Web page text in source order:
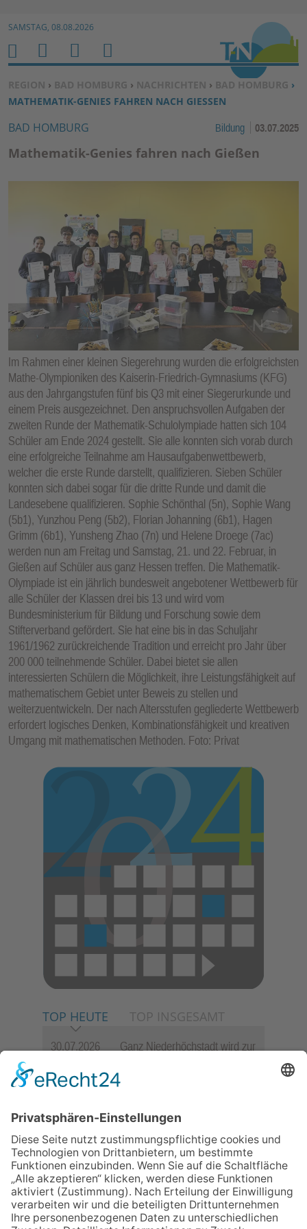
Zum Inhalt springen ↓
SAMSTAG, 08.08.2026
SIE BEFINDEN SICH HIER:
REGION › BAD HOMBURG › NACHRICHTEN › BAD HOMBURG ›
MATHEMATIK-GENIES FAHREN NACH GIESSEN
BAD HOMBURG Bildung 03.07.2025
Mathematik-Genies fahren nach Gießen
Im Rahmen einer kleinen Siegerehrung wurden die erfolgreichsten
Mathe-Olympioniken des Kaiserin-Friedrich-Gymnasiums (KFG)
aus den Jahrgangstufen fünf bis Q3 mit einer Siegerurkunde und
einem Preis ausgezeichnet. Den anspruchsvollen Aufgaben der
zweiten Runde der Mathematik-Schulolympiade hatten sich 104
Schüler am Ende 2024 gestellt. Sie alle konnten sich vorab durch
eine erfolgreiche Teilnahme am Hausaufgabenwettbewerb,
welcher die erste Runde darstellt, qualifizieren. Sieben Schüler
konnten sich dabei sogar für die dritte Runde und damit die
Landesebene qualifizieren. Sophie Schönthal (5n), Sophie Wang
(5b1), Yunzhou Peng (5b2), Florian Johanning (6b1), Hagen
Grimm (6b1), Yunsheng Zhao (7n) und Helene Droege (7ac)
werden nun am Freitag und Samstag, 21. und 22. Februar, in
Gießen auf Schüler aus ganz Hessen treffen. Die Mathematik-
Olympiade ist ein jährlich bundesweit angebotener Wettbewerb für
alle Schüler der Klassen drei bis 13 und wird vom
Bundesministerium für Bildung und Forschung sowie dem
Stifterverband gefördert. Sie hat eine bis in das Schuljahr
1961/1962 zurückreichende Tradition und erreicht pro Jahr über
200 000 teilnehmende Schüler. Dabei bietet sie allen
interessierten Schülern die Möglichkeit, ihre Leistungsfähigkeit auf
mathematischem Gebiet unter Beweis zu stellen und
weiterzuentwickeln. Der nach Altersstufen gegliederte Wettbewerb
erfordert logisches Denken, Kombinationsfähigkeit und kreativen
Umgang mit mathematischen Methoden. Foto: Privat
TOP HEUTE TOP INSGESAMT
30.07.2026
Ganz Niederhöchstadt wird zur
06.08.2026
Jugendchor Hochtaunus
Programm „Changes“
Sommerabend: Der Rettershof
lädt wieder zum Weinfest ein
06.08.2026
Hisamoto und Tölke begeistern
mit Werken von Walter
Wachsmuth
H
O
M
E
M
E
N
U
S
U
C
H
E
N
B
E
N
Z
R
N
K
TI
O
N
E
N